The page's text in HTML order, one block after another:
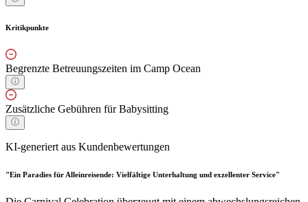
Kritikpunkte
Begrenzte Betreuungszeiten im Camp Ocean
Zusätzliche Gebühren für Babysitting
KI-generiert aus Kundenbewertungen
"Ein Paradies für Alleinreisende: Vielfältige Unterhaltung und exzellenter Service"